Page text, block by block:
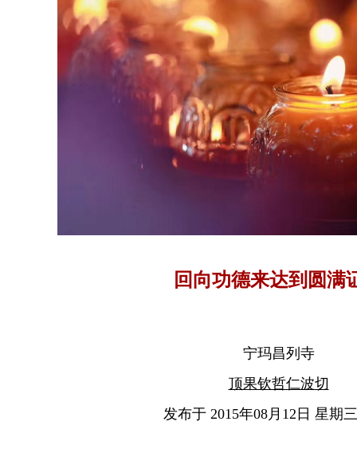
回向功德来达到圆满
宁玛昌列寺
顶果钦哲仁波切
发布于 2015年08月12日 星期